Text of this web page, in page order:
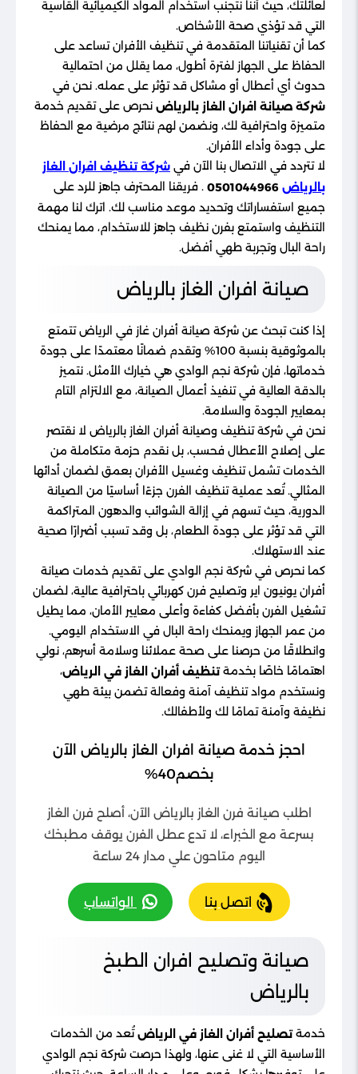
لعائلتك، حيث أننا نتجنب استخدام المواد الكيميائية القاسية
التي قد تؤذي صحة الأشخاص.
كما أن تقنياتنا المتقدمة في تنظيف الأفران تساعد على
الحفاظ على الجهاز لفترة أطول، مما يقلل من احتمالية
حدوث أي أعطال أو مشاكل قد تؤثر على عمله. نحن في
شركة صيانة افران الغاز بالرياض نحرص على تقديم خدمة
متميزة واحترافية لك، ونضمن لهم نتائج مرضية مع الحفاظ
على جودة وأداء الأفران.
لا تتردد في الاتصال بنا الآن في شركة تنظيف افران الغاز
بالرياض 0501044966 . فريقنا المحترف جاهز للرد على
جميع استفساراتك وتحديد موعد مناسب لك. اترك لنا مهمة
التنظيف واستمتع بفرن نظيف جاهز للاستخدام، مما يمنحك
راحة البال وتجربة طهي أفضل.
صيانة افران الغاز بالرياض
إذا كنت تبحث عن شركة صيانة أفران غاز في الرياض تتمتع
بالموثوقية بنسبة 100% وتقدم ضمانًا معتمدًا على جودة
خدماتها، فإن شركة نجم الوادي هي خيارك الأمثل. نتميز
بالدقة العالية في تنفيذ أعمال الصيانة، مع الالتزام التام
بمعايير الجودة والسلامة.
نحن في شركة تنظيف وصيانة أفران الغاز بالرياض لا نقتصر
على إصلاح الأعطال فحسب، بل نقدم حزمة متكاملة من
الخدمات تشمل تنظيف وغسيل الأفران بعمق لضمان أدائها
المثالي. تُعد عملية تنظيف الفرن جزءًا أساسيًا من الصيانة
الدورية، حيث تسهم في إزالة الشوائب والدهون المتراكمة
التي قد تؤثر على جودة الطعام، بل وقد تسبب أضرارًا صحية
عند الاستهلاك.
كما نحرص في شركة نجم الوادي على تقديم خدمات صيانة
أفران يونيون اير وتصليح فرن كهربائي باحترافية عالية، لضمان
تشغيل الفرن بأفضل كفاءة وأعلى معايير الأمان، مما يطيل
من عمر الجهاز ويمنحك راحة البال في الاستخدام اليومي.
وانطلاقًا من حرصنا على صحة عملائنا وسلامة أسرهم، نولي
اهتمامًا خاصًا بخدمةتنظيف أفران الغاز في الرياض،
ونستخدم مواد تنظيف آمنة وفعالة تضمن بيئة طهي
نظيفة وآمنة تمامًا لك ولأطفالك.
احجز خدمة صيانة افران الغاز بالرياض الآن
بخصم40%
اطلب صيانة فرن الغاز بالرياض الآن، أصلح فرن الغاز
بسرعة مع الخبراء، لا تدع عطل الفرن يوقف مطبخك
اليوم متاحون علي مدار 24 ساعة
اتصل بنا الواتساب
صيانة وتصليح افران الطبخ
بالرياض
خدمةتصليح أفران الغاز في الرياضتُعد من الخدمات
الأساسية التي لا غنى عنها، ولهذا حرصت شركة نجم الوادي